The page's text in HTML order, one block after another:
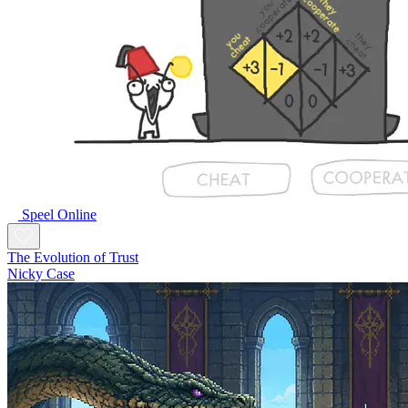
Speel Online
The Evolution of Trust
Nicky Case